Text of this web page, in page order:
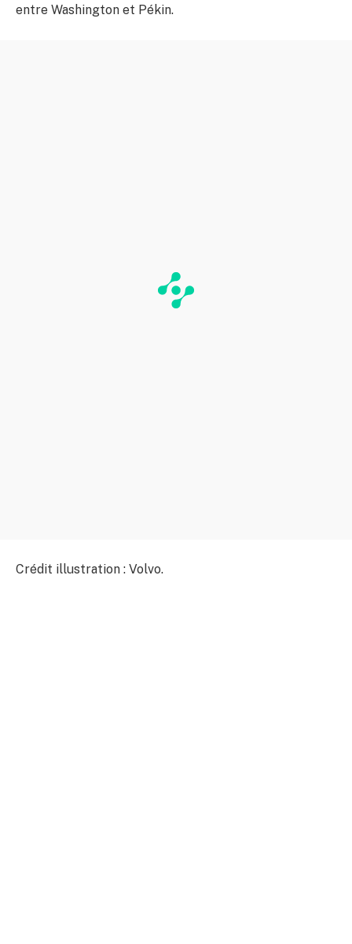
entre Washington et Pékin.
Crédit illustration : Volvo.